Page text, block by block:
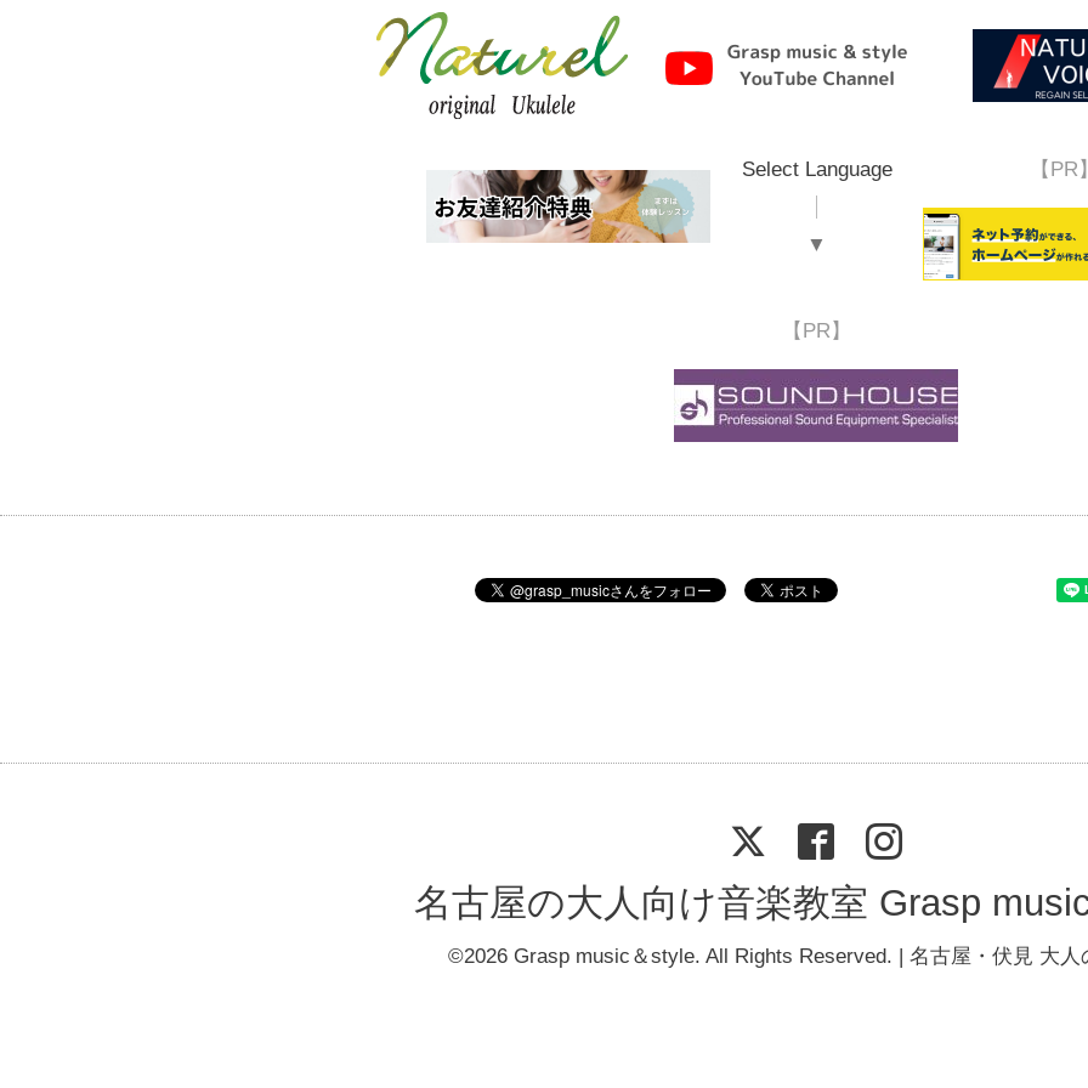
Select Language
▼
【PR
【PR】
名古屋の大人向け音楽教室 Grasp
©2026 Grasp music＆style. All Rights Reserved. | 名古屋・伏見 大人